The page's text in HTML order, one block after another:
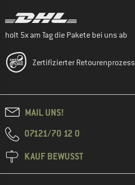
holt 5x am Tag die Pakete bei uns ab
Zertifizierter Retourenprozess
MAIL UNS!
07121/70 12 0
KAUF BEWUSST